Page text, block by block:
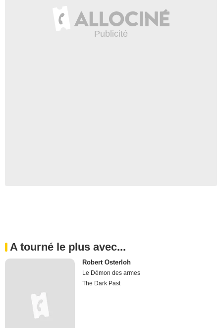
A tourné le plus avec...
Robert Osterloh
Le Démon des armes
The Dark Past